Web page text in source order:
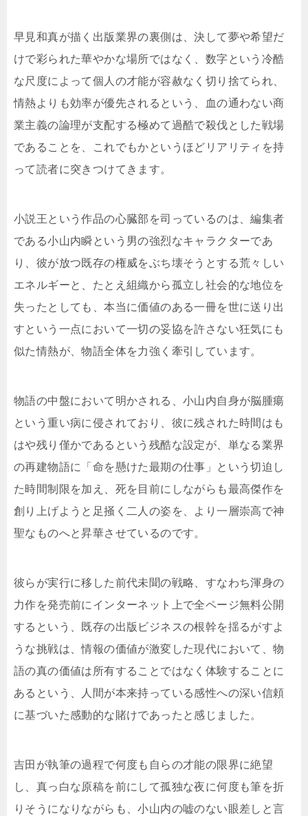
早見和真が描く出版業界の裏側は、決して夢や希望だ
けで彩られた華やかな場所ではなく、数字という冷酷
な尺度によって個人の才能が容赦なく切り捨てられ、
情熱よりも効率が優先されるという、血の通わない商
業主義の論理が支配する極めて過酷で殺伐とした戦場
であることを、これでもかというほどリアリティを持
って読者に突きつけてきます。
小説王という作品の心臓部を司っているのは、編集者
である小山内瞬という男の強烈なキャラクターであ
り、彼が放つ既存の権威をぶち壊そうとする荒々しい
エネルギーと、たとえ組織から孤立し社会的な地位を
失ったとしても、本当に価値のある一冊を世に送り出
すという一点において一切の妥協を許さない狂気にも
似た情熱が、物語全体を力強く牽引しています。
物語の中盤において明かされる、小山内自身が脳腫瘍
という重い病に侵されており、彼に残された時間はも
はや残り僅かであるという残酷な設定が、単なる業界
の再建物語に「命を懸けた最期の仕事」という切迫し
た時間制限を加え、死を目前にしながらも最高傑作を
創り上げようと足掻く二人の姿を、より一層崇高で神
聖なものへと昇華させているのです。
彼らが実行に移した前代未聞の戦略、すなわち渾身の
力作を発売前にインターネット上で全ページ無料公開
するという、既存の出版ビジネスの根幹を揺るがすよ
うな挑戦は、情報の価値が激変した現代において、物
語の真の価値は所有することではなく体験することに
あるという、人間が本来持っている感性への深い信頼
に基づいた感動的な賭けであったと感じました。
吉田が執筆の過程で何度も自らの才能の限界に絶望
し、真っ白な原稿を前にして孤独な夜に何度も筆を折
りそうになりながらも、小山内の嘘のない眼差しと言